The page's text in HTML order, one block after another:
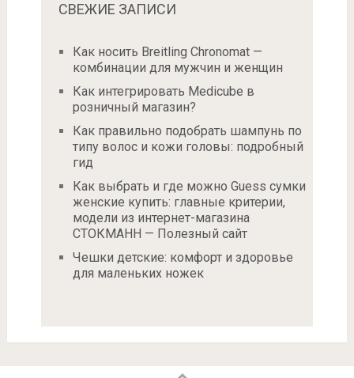
СВЕЖИЕ ЗАПИСИ
Как носить Breitling Chronomat —
комбинации для мужчин и женщин
Как интегрировать Medicube в
розничный магазин?
Как правильно подобрать шампунь по
типу волос и кожи головы: подробный
гид
Как выбрать и где можно Guess сумки
женские купить: главные критерии,
модели из интернет-магазина
СТОКМАНН — Полезный сайт
Чешки детские: комфорт и здоровье
для маленьких ножек